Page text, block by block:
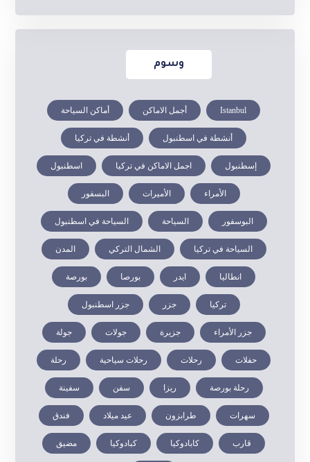
وسوم
Istanbul أجمل الاماكن أماكن السياحة
أنشطة في اسطنبول أنشطة في تركيا
إسطنبول اجمل الاماكن في تركيا اسطنبول
الأمراء الأميرات البسفور
البوسفور السياحة السياحة في اسطنبول
السياحة في تركيا الشمال التركي المدن
انطاليا ايدر بورصا بورصة
تركيا جزر جزر اسطنبول
جزر الأمراء جزيرة جولات جولة
حفلات رحلات رحلات سياحية رحلة
رحلة بورصة ريزا سفن سفينة
سهرات طرابزون عيد ميلاد فندق
قارب كابادوكيا كبادوكيا مضيق